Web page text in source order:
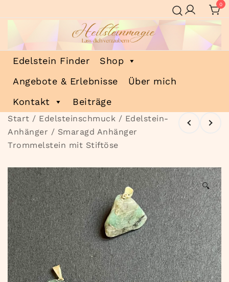
Inhalt
0
Heilsteinmagie
Lass dich verzaubern
Edelstein Finder
Shop
Angebote & Erlebnisse
Über mich
Kontakt
Beiträge
Start / Edelsteinschmuck / Edelstein-
Anhänger / Smaragd Anhänger
Trommelstein mit Stiftöse
🔍